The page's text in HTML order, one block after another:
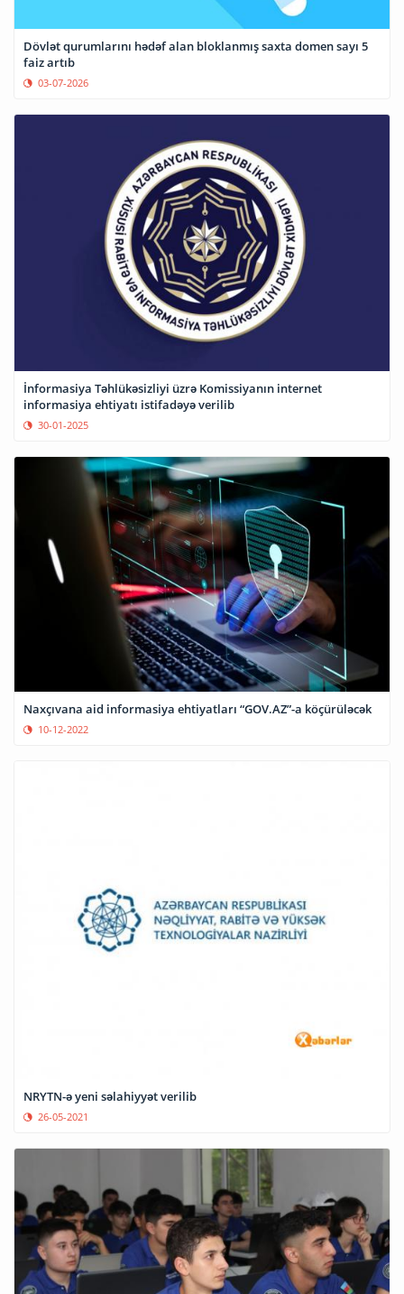
Dövlət qurumlarını hədəf alan bloklanmış saxta domen sayı 5
faiz artıb
03-07-2026
İnformasiya Təhlükəsizliyi üzrə Komissiyanın internet
informasiya ehtiyatı istifadəyə verilib
30-01-2025
Naxçıvana aid informasiya ehtiyatları “GOV.AZ”-a köçürüləcək
10-12-2022
NRYTN-ə yeni səlahiyyət verilib
26-05-2021